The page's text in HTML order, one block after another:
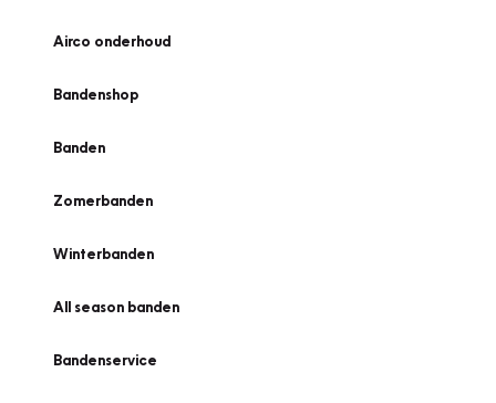
Airco onderhoud
Bandenshop
Banden
Zomerbanden
Winterbanden
All season banden
Bandenservice